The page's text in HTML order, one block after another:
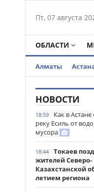
Пт, 07 августа
ОБЛАСТИ
Алматы
НОВОСТИ
18:59
Как в
реку Есиль от
мусора
18:44
Токаев
жителей Северо-
Казахстанской
летием региона